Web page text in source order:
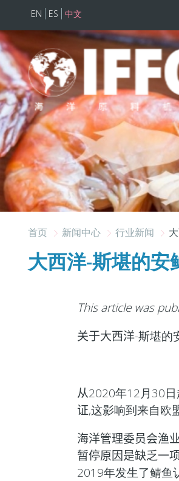
跳转到主要内容
EN ES 中文
首页 新闻中心 行业新闻
大西洋-斯堪的安
This article was
关于大西洋-斯堪的
从2020年12月30
证,这影响到来自欧
海洋管理委员会渔
暂停原因是缺乏一
2019年发生了鲭鱼